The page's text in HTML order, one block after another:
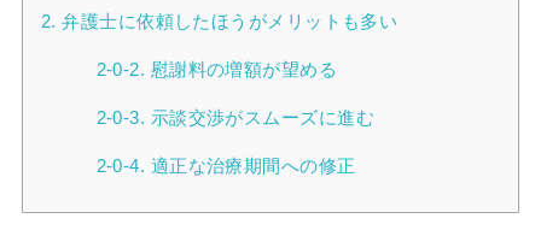
2. 弁護士に依頼したほうがメリットも多い
2-0-2. 慰謝料の増額が望める
2-0-3. 示談交渉がスムーズに進む
2-0-4. 適正な治療期間への修正